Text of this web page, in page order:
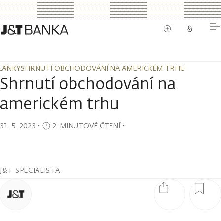
SHRNUTÍ OBCHODOVÁNÍ NA AMERICKÉM TRHU
SHRNUTÍ OBCHODOVÁNÍ NA AMERICKÉM TRHU
Shrnutí obchodování na
americkém trhu
31. 5. 2023 ・ 2-MINUTOVÉ ČTENÍ・
J&T SPECIALISTA